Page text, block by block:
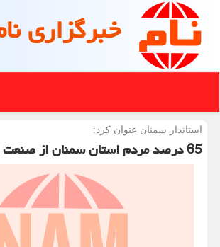
خبرگزاری
استاندار سمنان عنوان كرد:
65 درصد مردم استان سمنان از صنعت ارتزاق می كنند